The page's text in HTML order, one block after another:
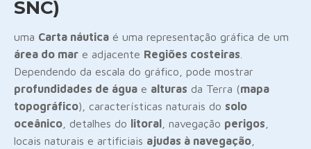
SNC)
uma Carta náutica é uma representação gráfica de um
área do mar e adjacente Regiões costeiras
Dependendo da escala do gráfico, pode mostrar
profundidades de água e alturas da Terra (mapa
topográfico), características naturais do solo
oceânico , detalhes do litoral , navegação perigos
locais naturais e artificiais ajudas à navegação